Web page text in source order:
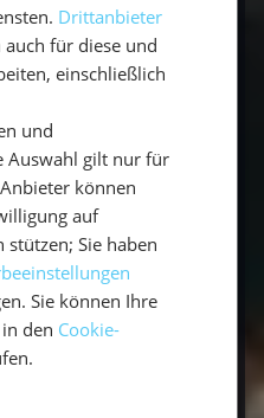
bessere Zukunft
Drittanbieter
für diese und
einschließlich
und
Auswahl gilt nur für
können
auf
stützen; Sie haben
Sie können Ihre
den Cookie-